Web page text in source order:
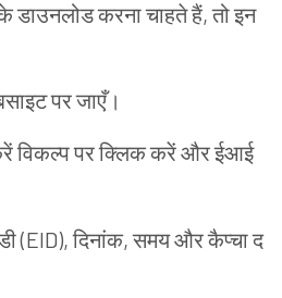
डाउनलोडकरनाचाहतेहैं,तोइन
परजाएँ।
विकल्पपरक्लिककरेंऔरईआई
(EID),दिनांक,समयऔरकैप्चाद